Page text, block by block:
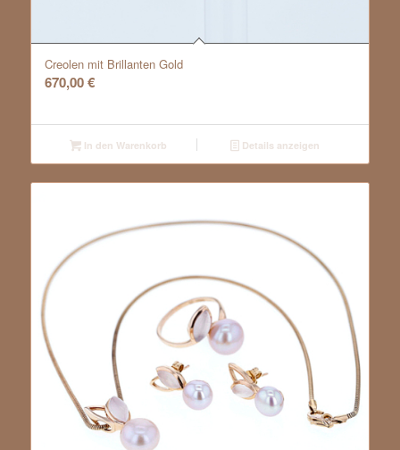
Creolen mit Brillanten Gold
670,00€
In den Warenkorb Details anzeigen